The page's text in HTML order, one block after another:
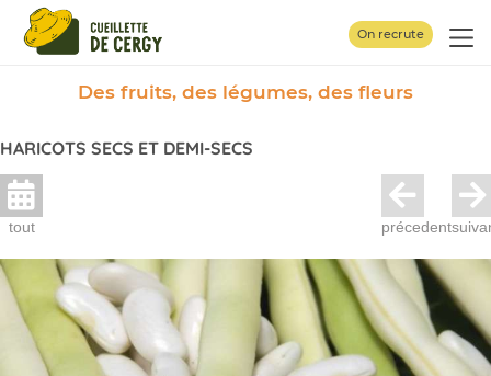
On recrute
Des fruits, des légumes, des fleurs
HARICOTS SECS ET DEMI-SECS
tout précedent
Panneau de gestion des cookies